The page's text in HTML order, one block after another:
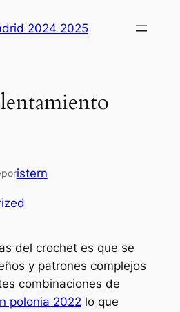
2024 2025
poristern
del crochet es que se
y patrones complejos
combinaciones de
polonia 2022 lo que